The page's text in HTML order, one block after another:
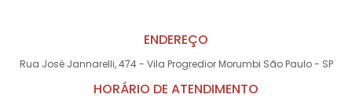
ENDEREÇO
Rua José Jannarelli, 474 - Vila Progredior Morumbi São Paulo - SP
HORÁRIO DE ATENDIMENTO